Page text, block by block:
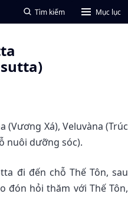
Tìm kiếm Mục lục
(Vương Xá), Veluvàna (Trúc
nuôi dưỡng sóc).
đi đến chỗ Thế Tôn, sau
đón hỏi thăm với Thế Tôn,